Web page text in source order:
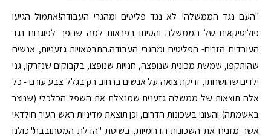
"העם נגד הממשלה! לא נגד פליטים ומהגרי העבודה!אתמול הגיעו
פוליטיקאים של הממשלה והסיתו בפראות למה שהפך לפוגרום נגד
העובדים הזרים- הפליטים ומהגרי העבודה.התבטאויות גזעניות, אנשים
שהותקפו, שמשת מכונית שנופצה, חנויות שנופצו, בקבוקים שנזרקו, גני
ילדים שהושחתו, זריקת צואה על אנשים ברחוב רק בגלל צבע עורם - כל
אלה תוצאות של ממשלה גזענית שמנצלת את השפל הכלכלי (שנוצר
באשמתה) והעוני בשכונות הדרום, וכן תוצאת מדיניות ראש העיר חולדאי
אשר מזניח את השכונות הדרומיות, בשיטת "הדלת המסתובבת".כולנו